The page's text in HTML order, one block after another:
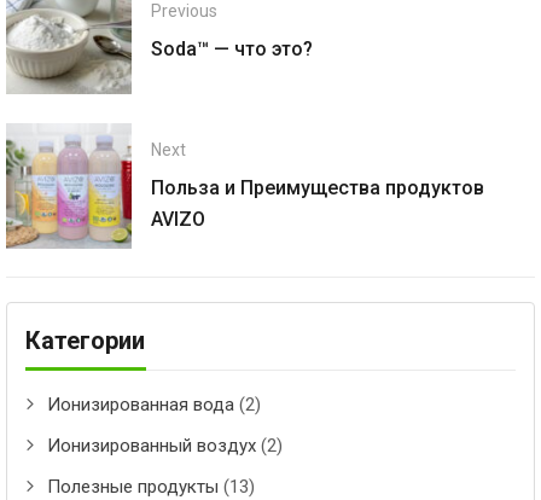
Категории
Ионизированная вода (2)
Ионизированный воздух (2)
Полезные продукты (13)
Previous
Soda™ — что это?
Next
Польза и Преимущества продуктов
AVIZO